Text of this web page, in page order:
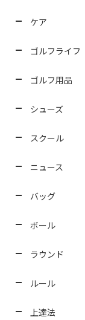
ケア
ゴルフライフ
ゴルフ用品
シューズ
スクール
ニュース
バッグ
ボール
ラウンド
ルール
上達法